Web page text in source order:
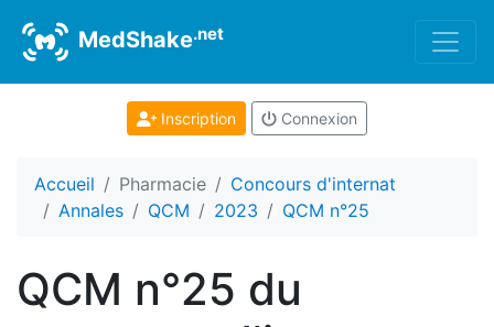
MedShake.net
Inscription Connexion
Accueil Pharmacie
Concours d'internat
Annales
QCM 2023 QCM n°25
QCM n°25 du